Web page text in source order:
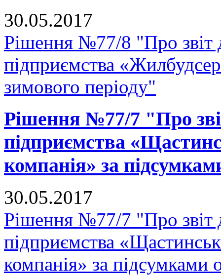
30.05.2017
Рішення №77/8 "Про звіт
підприємства
зимового періоду"
Рішення №77/7 "Про
підприємства
компанія» за
30.05.2017
Рішення №77/7 "Про звіт
підприємства
компанія» за підсумками